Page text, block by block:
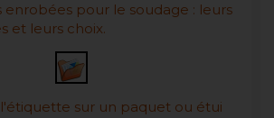
enrobées pour le soudage : leurs
et leurs choix.
sur un paquet ou étui